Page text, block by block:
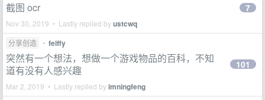
截图 ocr
Nov 30, 2019 • Lastly replied byustcwq
7
分享创造 • feiffy
突然有一个想法，想做一个游戏物品的百科，不知
道有没有人感兴趣
Mar 2, 2019 • Lastly replied byimningfeng
101